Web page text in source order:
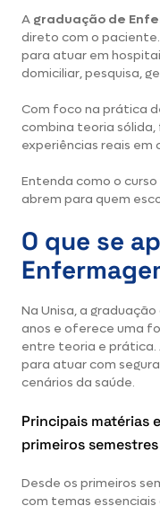
A graduação de
direto com o
para atuar em
domiciliar, pesquisa,
Com foco na prática
combina teoria
experiências reais em
Entenda como o
abrem para quem
O que se
Na Unisa, a graduação
anos e oferece uma
entre teoria e
para atuar com
cenários da saúde.
Principais matérias
primeiros semestres
Desde os primeiros
com temas